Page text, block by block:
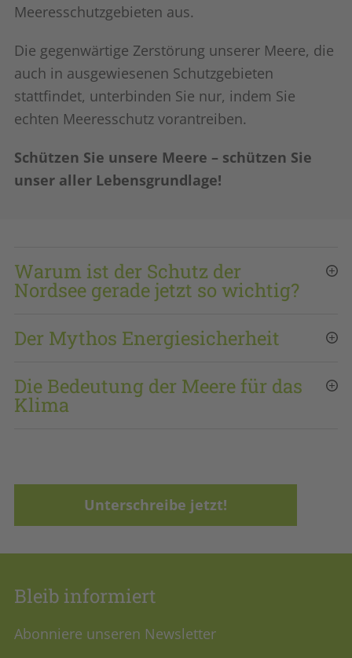
Meeresschutzgebieten aus.
Die gegenwärtige Zerstörung unserer Meere, die
auch in ausgewiesenen Schutzgebieten
stattfindet, unterbinden Sie nur, indem Sie
echten Meeresschutz vorantreiben.
Schützen Sie unsere Meere – schützen Sie
unser aller Lebensgrundlage!
Warum ist der Schutz der
Nordsee gerade jetzt so wichtig?
Der Mythos Energiesicherheit
Die Bedeutung der Meere für das
Klima
Unterschreibe jetzt!
Bleib informiert
Abonniere unseren Newsletter